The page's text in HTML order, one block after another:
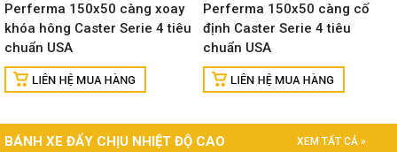
Perferma 150x50 càng xoay
khóa hông Caster Serie 4 tiêu
chuẩn USA
Perferma 150x50 càng cố
định Caster Serie 4 tiêu
chuẩn USA
BÁNH XE ĐẨY CHỊU NHIỆT ĐỘ CAO XEM TẤT CẢ »